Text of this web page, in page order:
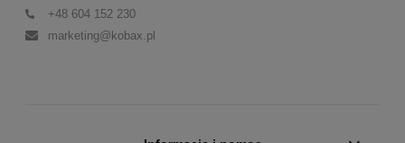
+48 604 152 230
marketing@kobax.pl